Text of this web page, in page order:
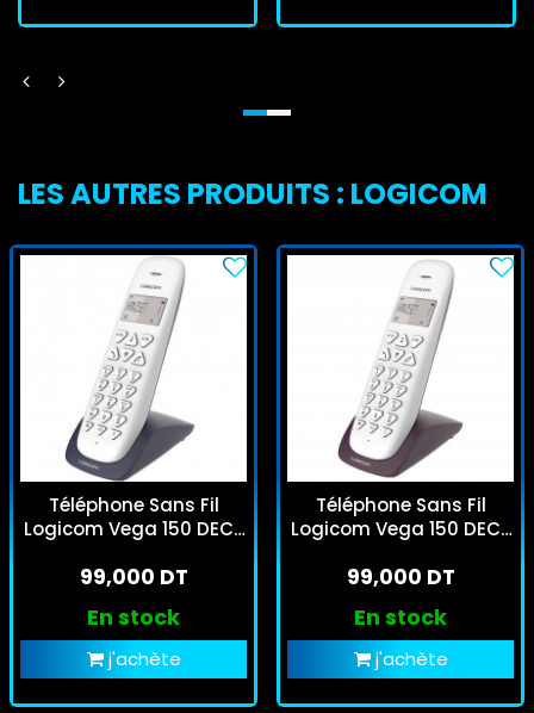
LES AUTRES PRODUITS : LOGICOM
Téléphone Sans Fil
Logicom Vega 150 DECT
99,000 DT
En stock
j'achète
Téléphone Sans Fil
Logicom Vega 150 DECT
99,000 DT
En stock
j'achète